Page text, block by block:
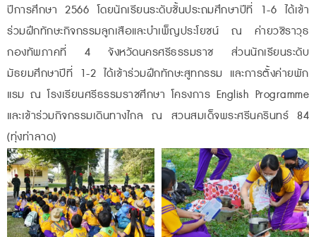
ปีการศึกษา 2566 โดยนักเรียนระดับชั้นประถมศึกษาปีที่ 1-6 ได้เข้า
ร่วมฝึกทักษะกิจกรรมลูกเสือและบำเพ็ญประโยชน์ ณ ค่ายวชิราวุธ
กองทัพภาคที่ 4 จังหวัดนครศรีธรรมราช ส่วนนักเรียนระดับ
มัธยมศึกษาปีที่ 1-2 ได้เข้าร่วมฝึกทักษะสูทกรรม และการตั้งค่ายพัก
แรม ณ โรงเรียนศรีธรรมราชศึกษา โครงการ English Programme
และเข้าร่วมกิจกรรมเดินทางไกล ณ สวนสมเด็จพระศรีนครินทร์ 84
(ทุ่งท่าลาด)